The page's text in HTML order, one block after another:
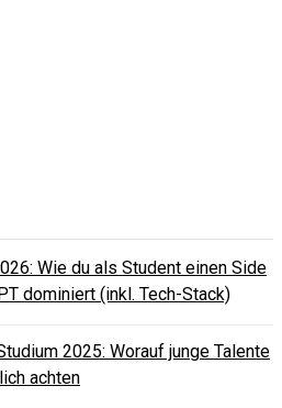
Wie du als Student einen Side
dominiert (inkl. Tech-Stack)
2025: Worauf junge Talente
achten